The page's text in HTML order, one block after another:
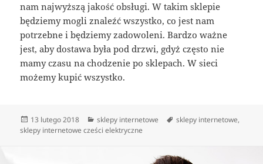
nam najwyższą jakość obsługi. W takim sklepie
będziemy mogli znaleźć wszystko, co jest nam
potrzebne i będziemy zadowoleni. Bardzo ważne
jest, aby dostawa była pod drzwi, gdyż często nie
mamy czasu na chodzenie po sklepach. W sieci
możemy kupić wszystko.
Data
publikacji
13 lutego 2018 Kategorie
sklepy internetowe Tagi
sklepy internetowe,
sklepy internetowe cześci elektryczne